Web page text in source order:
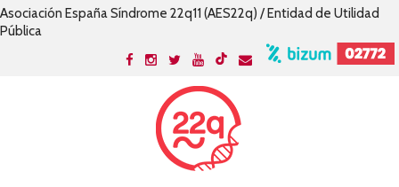
Asociación España Síndrome 22q11 (AES22q) / Entidad de Utilidad
Pública